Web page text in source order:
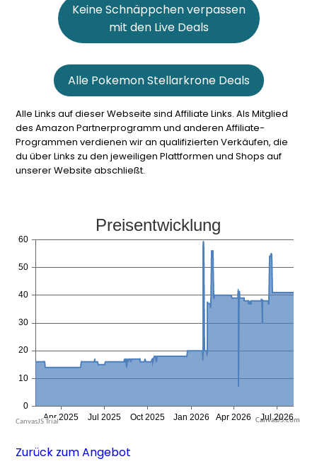
Keine Schnäppchen verpassen
mit den Live Deals
Alle Pokemon Stellarkrone Deals
Alle Links auf dieser Webseite sind Affiliate Links. Als Mitglied
des Amazon Partnerprogramm und anderen Affiliate-
Programmen verdienen wir an qualifizierten Verkäufen, die
du über Links zu den jeweiligen Plattformen und Shops auf
unserer Website abschließt.
CanvasJS.com
Zurück zum Angebot